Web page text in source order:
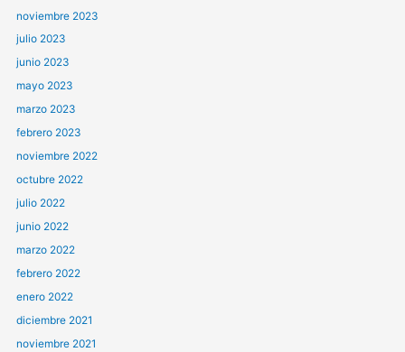
noviembre 2023
julio 2023
junio 2023
mayo 2023
marzo 2023
febrero 2023
noviembre 2022
octubre 2022
julio 2022
junio 2022
marzo 2022
febrero 2022
enero 2022
diciembre 2021
noviembre 2021